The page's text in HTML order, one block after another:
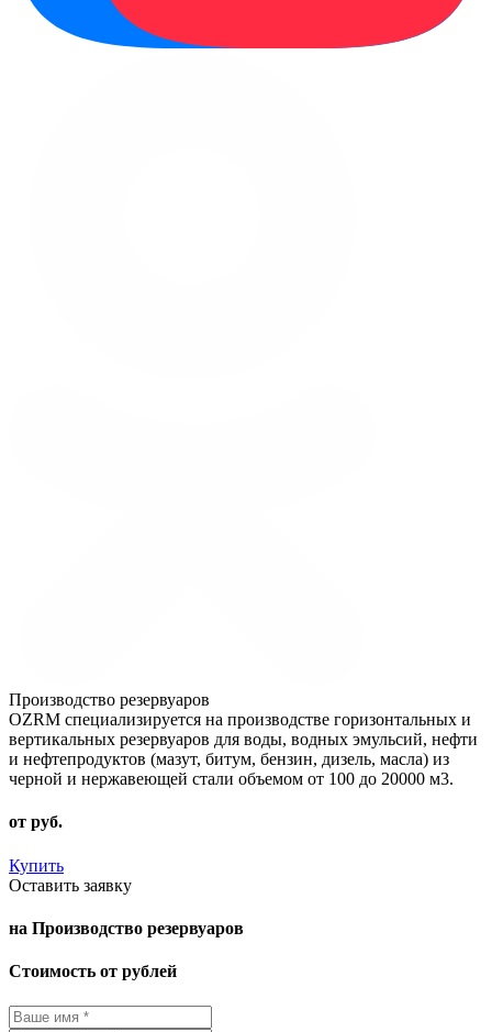
Производство резервуаров
OZRM специализируется на производстве горизонтальных и
вертикальных резервуаров для воды, водных эмульсий, нефти
и нефтепродуктов (мазут, битум, бензин, дизель, масла) из
черной и нержавеющей стали объемом от 100 до 20000 м3.
от руб.
Купить
Оставить заявку
на Производство резервуаров
Стоимость от рублей